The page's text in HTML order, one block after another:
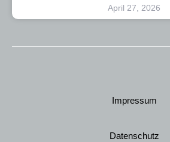
April 27, 2026
Impressum
Datenschutz